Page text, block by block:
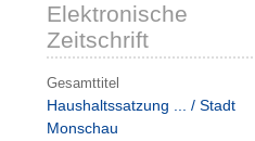
Elektronische
Zeitschrift
Gesamttitel
Haushaltssatzung ... / Stadt
Monschau